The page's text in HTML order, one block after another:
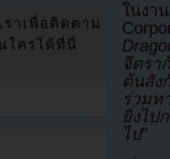
ในงา
จีดร
ต้นสัง
ร่วมท
ยิ่งไป
ไป”
าเพื่อติดตาม
ใครได้ที่นี่